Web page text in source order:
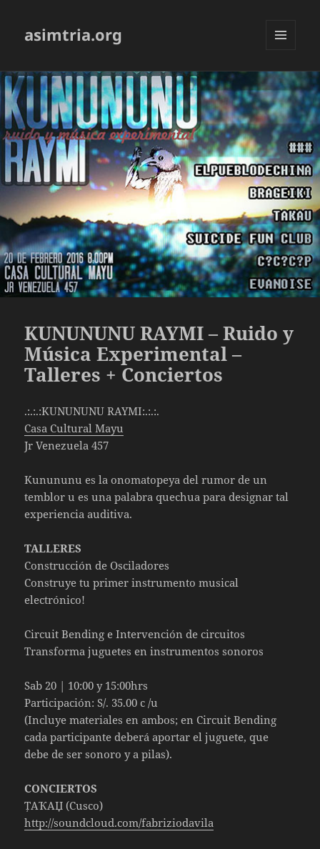
asimtria.org
WIDGETS
KUNUNUNU RAYMI – Ruido y
Música Experimental –
Talleres + Conciertos
.:.:.:KUNUNUNU RAYMI:.:.:.
Casa Cultural Mayu
Jr Venezuela 457
Kunununu es la onomatopeya del rumor de un
temblor u es una palabra quechua para designar tal
experiencia auditiva.
TALLERES
Construcción de Osciladores
Construye tu primer instrumento musical
electrónico!
Circuit Bending e Intervención de circuitos
Transforma juguetes en instrumentos sonoros
Sab 20 | 10:00 y 15:00hrs
Participación: S/. 35.00 c /u
(Incluye materiales en ambos; en Circuit Bending
cada participante deberá aportar el juguete, que
debe de ser sonoro y a pilas).
CONCIERTOS
ȚAҠAЏ (Cusco)
http://soundcloud.com/fabriziodavila